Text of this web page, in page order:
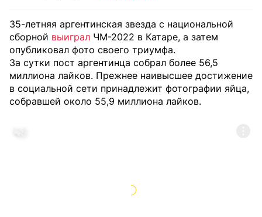
35-летняя аргентинская звезда с национальной
сборной выиграл ЧМ-2022 в Катаре, а затем
опубликовал фото своего триумфа.
За сутки пост аргентинца собрал более 56,5
миллиона лайков. Прежнее наивысшее достижение
в социальной сети принадлежит фотографии яйца,
собравшей около 55,9 миллиона лайков.